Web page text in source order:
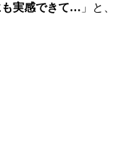
も実感できて… 」と、